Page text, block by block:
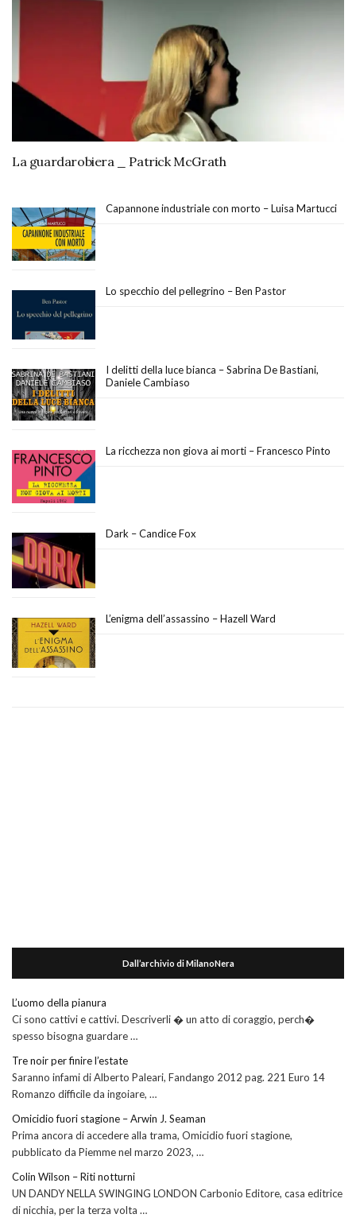
La guardarobiera _ Patrick McGrath
Capannone industriale con morto – Luisa Martucci
Lo specchio del pellegrino – Ben Pastor
I delitti della luce bianca – Sabrina De Bastiani,
Daniele Cambiaso
La ricchezza non giova ai morti – Francesco Pinto
Dark – Candice Fox
L’enigma dell’assassino – Hazell Ward
Dall’archivio di MilanoNera
L’uomo della pianura
Ci sono cattivi e cattivi. Descriverli � un atto di coraggio, perch�
spesso bisogna guardare …
Tre noir per finire l’estate
Saranno infami di Alberto Paleari, Fandango 2012 pag. 221 Euro 14
Romanzo difficile da ingoiare, …
Omicidio fuori stagione – Arwin J. Seaman
Prima ancora di accedere alla trama, Omicidio fuori stagione,
pubblicato da Piemme nel marzo 2023, …
Colin Wilson – Riti notturni
UN DANDY NELLA SWINGING LONDON Carbonio Editore, casa editrice
di nicchia, per la terza volta …